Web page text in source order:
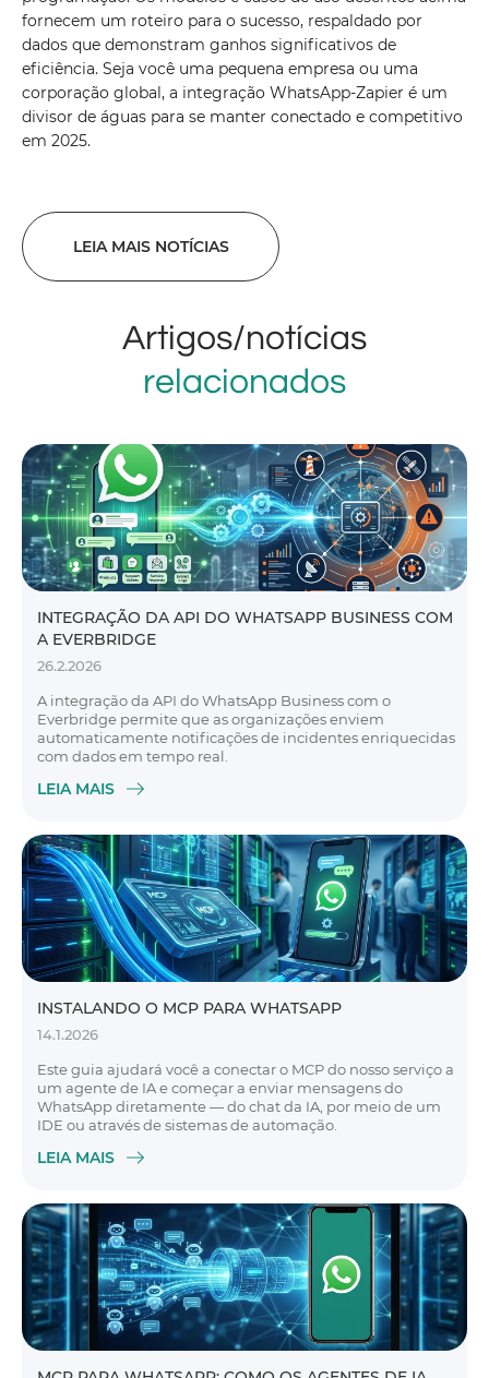
fornecem um roteiro para o sucesso, respaldado por
dados que demonstram ganhos significativos de
eficiência. Seja você uma pequena empresa ou uma
corporação global, a integração WhatsApp-Zapier é um
divisor de águas para se manter conectado e competitivo
em 2025.
LEIA MAIS NOTÍCIAS
Artigos/notícias
relacionados
INTEGRAÇÃO DA API DO WHATSAPP BUSINESS COM
A EVERBRIDGE
26.2.2026
A integração da API do WhatsApp Business com o
Everbridge permite que as organizações enviem
automaticamente notificações de incidentes enriquecidas
com dados em tempo real.
LEIA MAIS
INSTALANDO O MCP PARA WHATSAPP
14.1.2026
Este guia ajudará você a conectar o MCP do nosso serviço a
um agente de IA e começar a enviar mensagens do
WhatsApp diretamente — do chat da IA, por meio de um
IDE ou através de sistemas de automação.
LEIA MAIS